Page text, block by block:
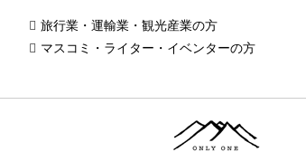
旅行業・運輸業・観光産業の方
マスコミ・ライター・イベンターの方